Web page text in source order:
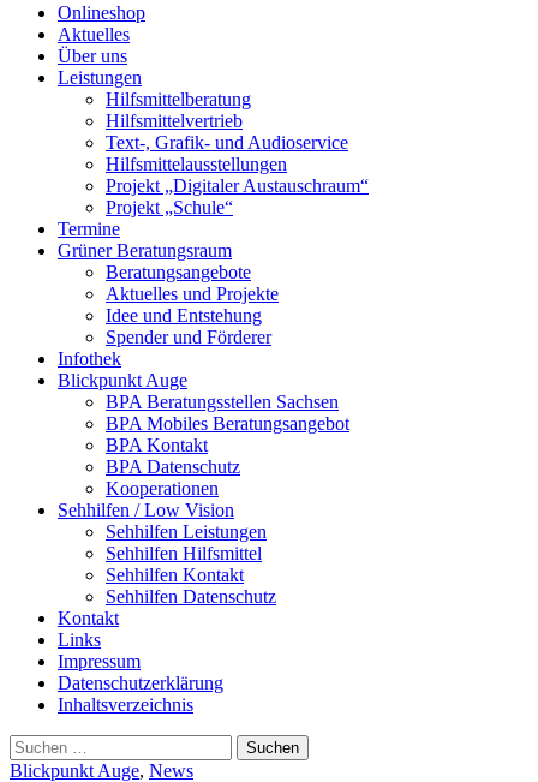
Onlineshop
Aktuelles
Über uns
Leistungen
Hilfsmittelberatung
Hilfsmittelvertrieb
Text-, Grafik- und Audioservice
Hilfsmittelausstellungen
Projekt „Digitaler Austauschraum“
Projekt „Schule“
Termine
Grüner Beratungsraum
Beratungsangebote
Aktuelles und Projekte
Idee und Entstehung
Spender und Förderer
Infothek
Blickpunkt Auge
BPA Beratungsstellen Sachsen
BPA Mobiles Beratungsangebot
BPA Kontakt
BPA Datenschutz
Kooperationen
Sehhilfen / Low Vision
Sehhilfen Leistungen
Sehhilfen Hilfsmittel
Sehhilfen Kontakt
Sehhilfen Datenschutz
Kontakt
Links
Impressum
Datenschutzerklärung
Inhaltsverzeichnis
Suche
Suchen
nach:
Blickpunkt Auge, News